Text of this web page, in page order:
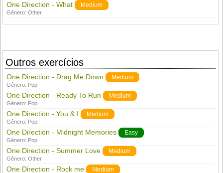
One Direction - What Medium
Gênero:Other
Outros exercícios
One Direction - Drag Me Down Medium
Gênero: Pop
One Direction - Ready To Run Medium
Gênero: Pop
One Direction - You & I Medium
Gênero: Pop
One Direction - Midnight Memories Easy
Gênero: Pop
One Direction - Summer Love Medium
Gênero:Other
One Direction - Rock me Medium